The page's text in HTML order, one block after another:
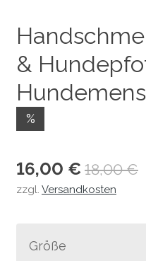
&
%
16,00 € 18,00 €
zzgl. Versandkosten
Größe